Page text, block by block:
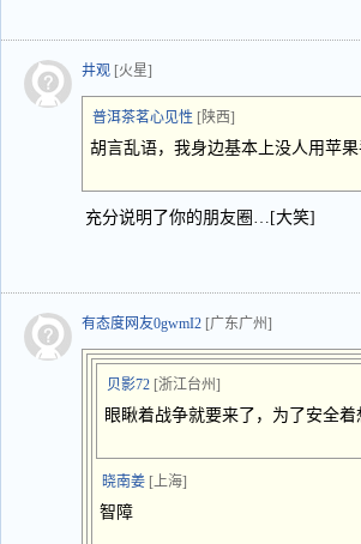
井观 [火星]
普洱茶茗心见性 [陕西]
胡言乱语，我身边基本上没人用苹
充分说明了你的朋友圈…[大笑]
有态度网友0gwmI2 [广东广州]
贝影72 [浙江台州]
眼瞅着战争就要来了，为了安全
晓南姜 [上海]
智障